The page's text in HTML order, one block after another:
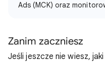
Ads (MCK) oraz
Zanim zaczniesz
Jeśli jeszcze nie wiesz,